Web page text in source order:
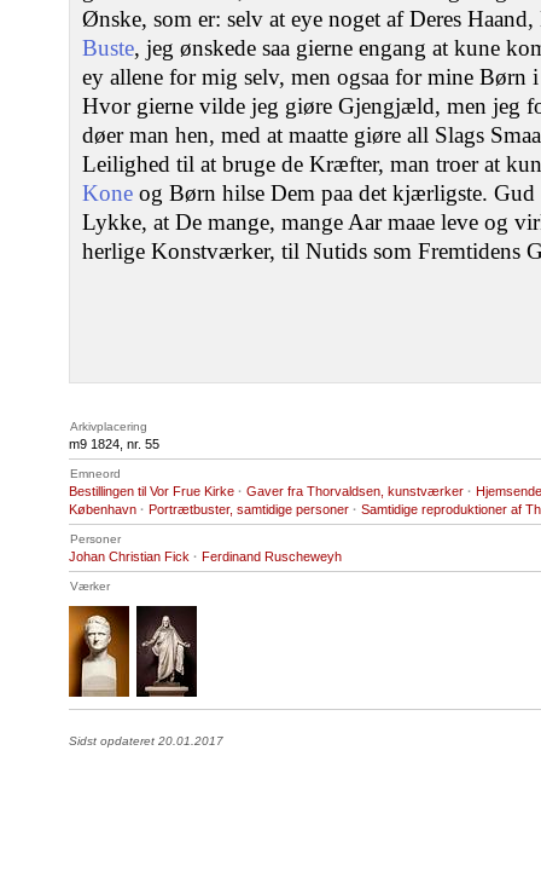
Ønske, som er: selv at eye noget af Deres
Buste, jeg ønskede saa gierne engang at kune
ey allene for mig selv, men ogsaa for mine
Hvor gierne vilde jeg giøre Gjengjæld, men jeg
døer man hen, med at maatte giøre all Slags
Leilighed til at bruge de Kræfter, man troer at
Kone og Børn hilse Dem paa det kjærligste.
Lykke, at De mange, mange Aar maae leve og
herlige Konstværker, til Nutids som Fremtidens
Arkivplacering
m9 1824, nr. 55
Emneord
Bestillingen til Vor Frue Kirke · Gaver fra Thorvaldsen, kunstværker ·
København · Portrætbuster, samtidige personer · Samtidige reproduktioner af
Personer
Johan Christian Fick · Ferdinand Ruscheweyh
Værker
Sidst opdateret 20.01.2017